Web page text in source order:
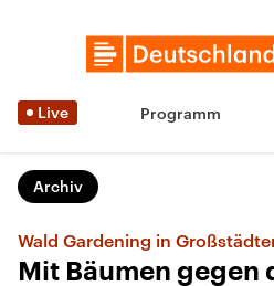
Live Programm
Archiv
Wald Gardening in
Mit Bäumen gegen